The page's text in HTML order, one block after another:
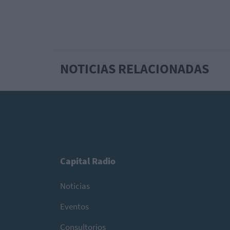
NOTICIAS RELACIONADAS
Capital Radio
Noticias
Eventos
Consultorios